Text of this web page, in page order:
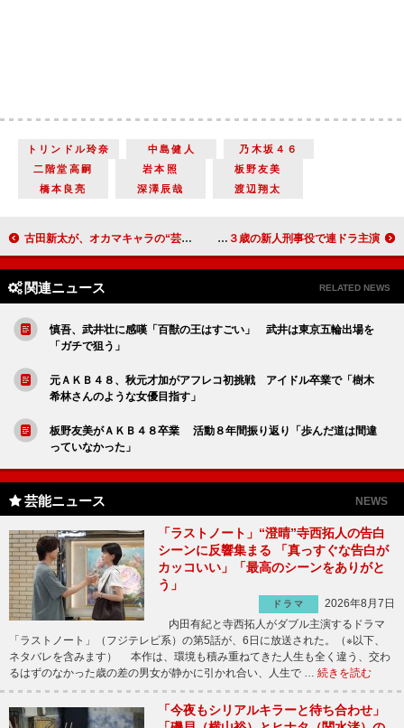
トリンドル玲奈 中島健人
乃木坂４６
二階堂高嗣
岩本照
板野友美
橋本良亮
深澤辰哉 渡辺翔太
古田新太が、オカマキャラの“芸能事務所社長”に 「この中から一人でも篠原涼子が出れば」 椎名桔平「“倍返し”でお送りできる作品」 ４３歳の新人刑事役で連ドラ主演
関連ニュース RELATED NEWS
慎吾、武井壮に感嘆「百獣の王はすごい」 武井は東京五輪出場を
「ガチで狙う」
元ＡＫＢ４８、秋元才加がアフレコ初挑戦 アイドル卒業で「樹木
希林さんのような女優目指す」
板野友美がＡＫＢ４８卒業 活動８年間振り返り「歩んだ道は間違
っていなかった」
芸能ニュース NEWS
「ラストノート」“澄晴”寺西拓人の告白
シーンに反響集まる 「真っすぐな告白が
カッコいい」「最高のシーンをありがと
う」
ドラマ
2026年8月7日
内田有紀と寺西拓人がダブル主演するドラマ
「ラストノート」（フジテレビ系）の第5話が、6日に放送された。（※以下、
ネタバレを含みます） 本作は、環境も積み重ねてきた人生も全く違う、交わ
るはずのなかった歳の差の男女が静かに引かれ合い、人生で … 続きを読む
「今夜もシリアルキラーと待ち合わせ」